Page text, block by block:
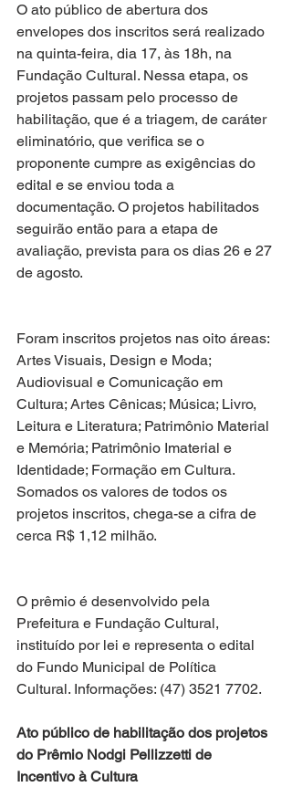
O ato público de abertura dos
envelopes dos inscritos será realizado
na quinta-feira, dia 17, às 18h, na
Fundação Cultural. Nessa etapa, os
projetos passam pelo processo de
habilitação, que é a triagem, de caráter
eliminatório, que verifica se o
proponente cumpre as exigências do
edital e se enviou toda a
documentação. O projetos habilitados
seguirão então para a etapa de
avaliação, prevista para os dias 26 e 27
de agosto.
Foram inscritos projetos nas oito áreas:
Artes Visuais, Design e Moda;
Audiovisual e Comunicação em
Cultura; Artes Cênicas; Música; Livro,
Leitura e Literatura; Patrimônio Material
e Memória; Patrimônio Imaterial e
Identidade; Formação em Cultura.
Somados os valores de todos os
projetos inscritos, chega-se a cifra de
cerca R$ 1,12 milhão.
O prêmio é desenvolvido pela
Prefeitura e Fundação Cultural,
instituído por lei e representa o edital
do Fundo Municipal de Política
Cultural. Informações: (47) 3521 7702.
Ato público de habilitação dos projetos
do Prêmio Nodgi Pellizzetti de
Incentivo à Cultura